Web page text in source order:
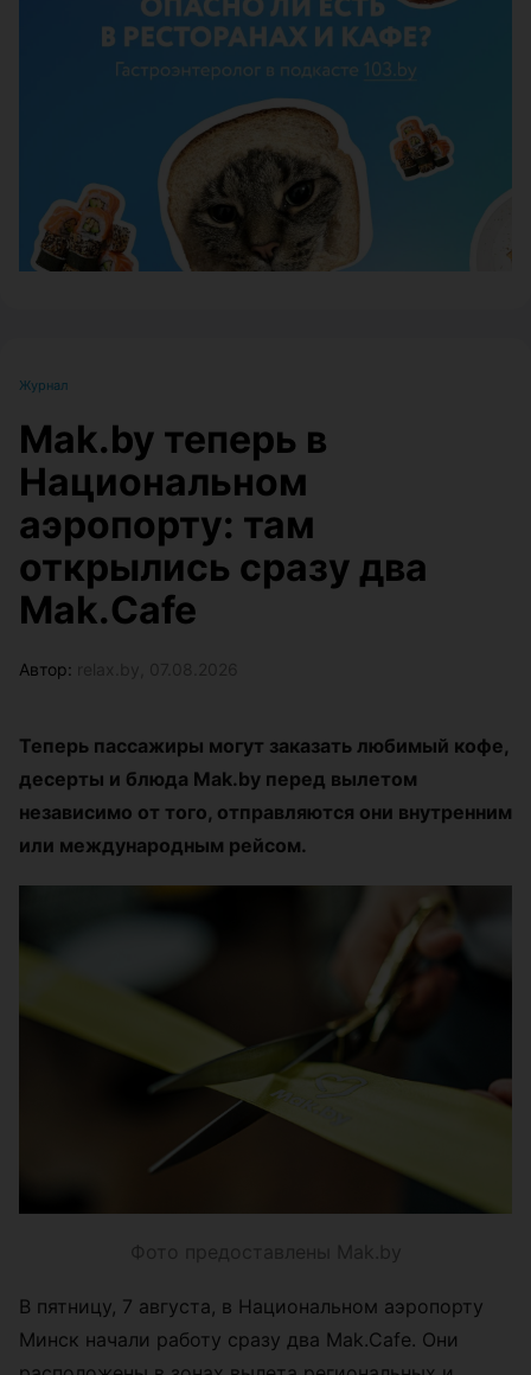
Журнал
Mak.by теперь в
Национальном
аэропорту: там
открылись сразу два
Mak.Cafe
Автор:
Теперь пассажиры могут заказать любимый кофе,
десерты и блюда Mak.by перед вылетом
независимо от того, отправляются они внутренним
или международным рейсом.
Фото предоставлены Mak.by
В пятницу, 7 августа, в Национальном аэропорту
Минск начали работу сразу два Mak.Cafe. Они